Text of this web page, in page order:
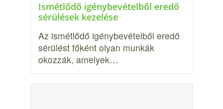
Ismétlődő igénybevételből eredő
sérülések kezelése
Az ismétlődő igénybevételből eredő
sérülést főként olyan munkák
okozzák, ame­lyek…